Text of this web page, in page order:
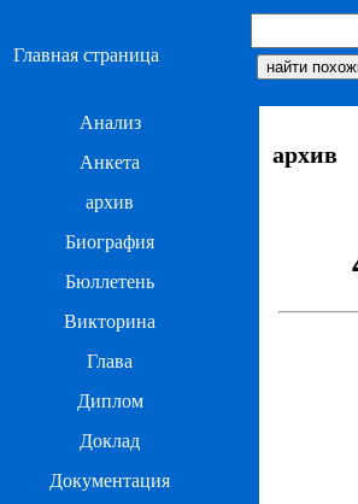
Главная страница
Анализ
Анкета
архив
Биография
Бюллетень
Викторина
Глава
Диплом
Доклад
Документация
архив